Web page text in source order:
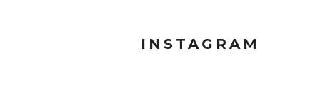
INSTAGRAM